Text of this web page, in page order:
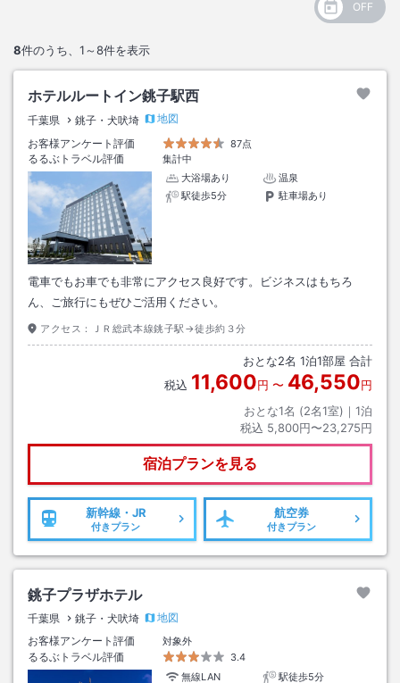
8件のうち、 1～8件を表示
ホテルルートイン銚子駅西
千葉県 銚子・犬吠埼
地図
お客様アンケート評価
87点
るるぶトラベル評価
集計中
大浴場あり
温泉
駅徒歩5分
駐車場あり
電車でもお車でも非常にアクセス良好です。ビジネスはもちろ
ん、ご旅行にもぜひご活用ください。
アクセス： ＪＲ総武本線銚子駅→徒歩約３分
おとな2名 1泊1部屋 合計
税込 11,600円 〜 46,550円
おとな1名 (2名1室)｜ 1泊
税込 5,800円〜23,275円
宿泊プランを見る
新幹線・JR
付きプラン
航空券
付きプラン
銚子プラザホテル
千葉県 銚子・犬吠埼
地図
お客様アンケート評価
対象外
るるぶトラベル評価
3.4
無線LAN
駅徒歩5分